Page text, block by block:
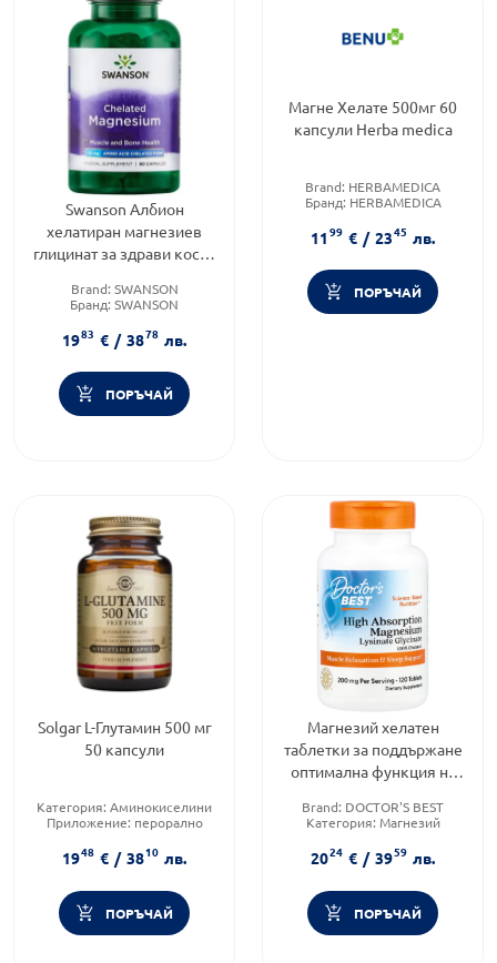
Swanson Албион
хелатиран магнезиев
глицинат за здрави кости
Brand: SWANSON
Бранд: SWANSON
1983 € / 3878 лв.
ПОРЪЧАЙ
Магне Хелате 500мг 60
капсули Herba medica
Brand: HERBAMEDICA
Бранд: HERBAMEDICA
1199 € / 2345 лв.
ПОРЪЧАЙ
Solgar L-Глутамин 500 мг
50 капсули
Категория: Аминокиселини
Приложение: перорално
1948 € / 3810 лв.
ПОРЪЧАЙ
Магнезий хелатен
таблетки за поддържане
оптимална функция на
Doctor's Best
Brand: DOCTOR'S BEST
Категория: Магнезий
2024 € / 3959 лв.
ПОРЪЧАЙ